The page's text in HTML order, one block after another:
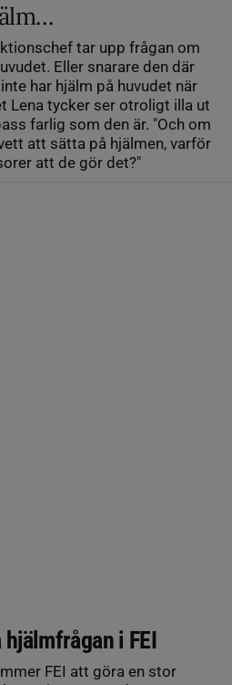
tar upp frågan om
Eller snarare den där
har hjälm på huvudet när
Lena tycker ser otroligt illa ut
farlig som den är. "Och om
att sätta på hjälmen, varför
att de gör det?"
i FEI
FEI att göra en stor